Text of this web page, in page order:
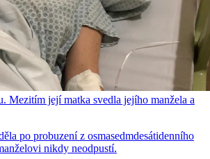
Mezitím její matka svedla jejího manžela a
po probuzení z osmasedmdesátidenního
nikdy neodpustí.